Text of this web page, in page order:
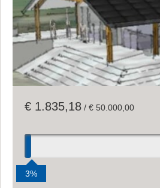
€ 1.835,18 / € 50.000,00
3%